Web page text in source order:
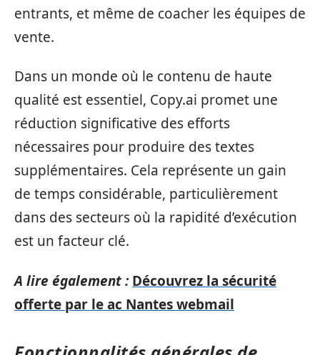
entrants, et même de coacher les équipes de
vente.
Dans un monde où le contenu de haute
qualité est essentiel, Copy.ai promet une
réduction significative des efforts
nécessaires pour produire des textes
supplémentaires. Cela représente un gain
de temps considérable, particulièrement
dans des secteurs où la rapidité d’exécution
est un facteur clé.
A lire également : Découvrez la sécurité
offerte par le ac Nantes webmail